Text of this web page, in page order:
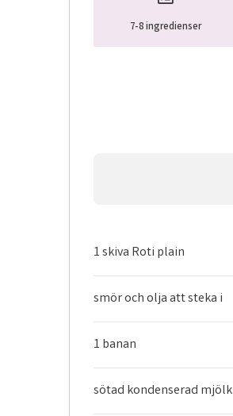
7-8 ingredienser
1 skiva Roti plain
smör och olja att steka i
1 banan
sötad kondenserad mjölk